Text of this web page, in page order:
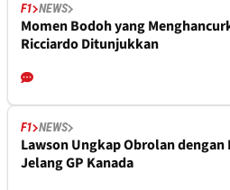
F1 NEWS
Momen Bodoh yang
Ricciardo Ditunjukkan
F1 NEWS
Lawson Ungkap Obrolan dengan
Jelang GP Kanada